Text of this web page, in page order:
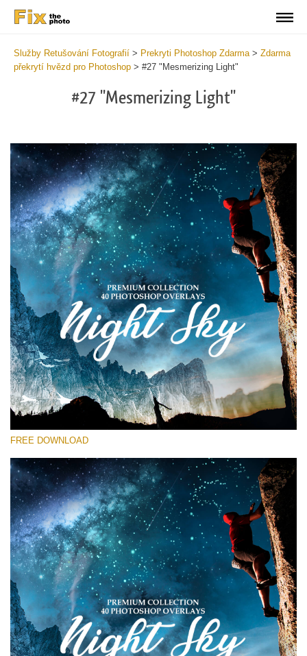
Služby Retušování Fotografií > Prekryti Photoshop Zdarma> Zdarma
překrytí hvězd pro Photoshop > #27 "Mesmerizing Light"
#27 "Mesmerizing Light"
Prosím vyberte
Free Star Overlay #27
Small 800*533px
Night Sky
(40 Overlays)
Sky Boundless
(347 Overlays)
Large 6000*4000px
Entire Collection
(1783 Overlays)
Large 6000*4000px
Stažení zdarma
FREE DOWNLOAD